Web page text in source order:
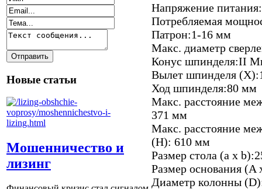
Новые статьи
Мошенничество и
лизинг
Напряжение
Потребляемая
Патрон:1-16 мм
Макс. диаметр
Конус шпинделя:II
Вылет шпинделя
Ход шпинделя:80 мм
Макс. расстояние
371 мм
Макс. расстояние
(H): 610 мм
Размер стола (a x
Размер основания
Диаметр колонны